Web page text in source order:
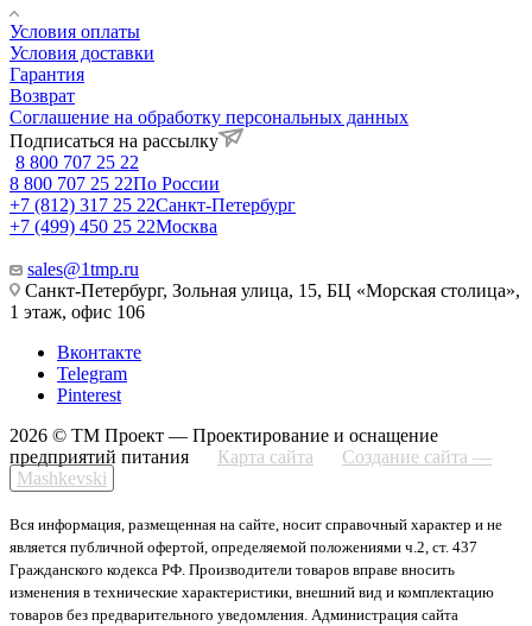
Условия оплаты
Условия доставки
Гарантия
Возврат
Соглашение на обработку персональных данных
Подписаться на рассылку
8 800 707 25 22
8 800 707 25 22По России
+7 (812) 317 25 22Санкт-Петербург
+7 (499) 450 25 22Москва
sales@1tmp.ru
Санкт-Петербург, Зольная улица, 15, БЦ «Морская столица»,
1 этаж, офис 106
Вконтакте
Telegram
Pinterest
2026 © ТМ Проект — Проектирование и оснащение
предприятий питания
Карта сайта
Создание сайта —
Mashkevski
Вся информация, размещенная на сайте, носит справочный характер и не
является публичной офертой, определяемой положениями ч.2, ст. 437
Гражданского кодекса РФ. Производители товаров вправе вносить
изменения в технические характеристики, внешний вид и комплектацию
товаров без предварительного уведомления. Администрация сайта